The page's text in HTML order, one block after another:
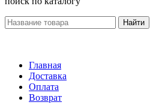
Найти
Главная
Доставка
Оплата
Возврат